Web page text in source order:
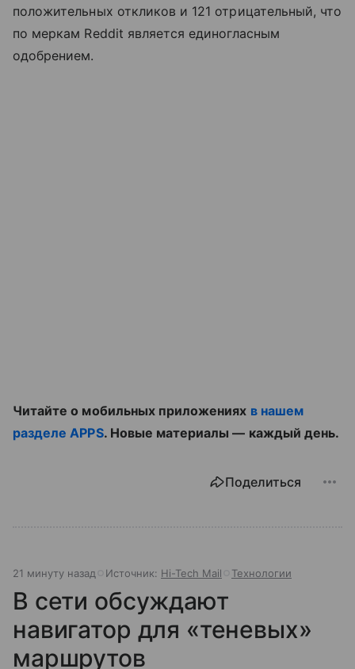
положительных откликов и 121 отрицательный, что
по меркам Reddit является единогласным
одобрением.
Читайте о мобильных приложениях в нашем
разделе APPS. Новые материалы — каждый день.
Поделиться
21 минуту назад Источник: Hi-Tech Mail Технологии
В сети обсуждают
навигатор для «теневых»
маршрутов